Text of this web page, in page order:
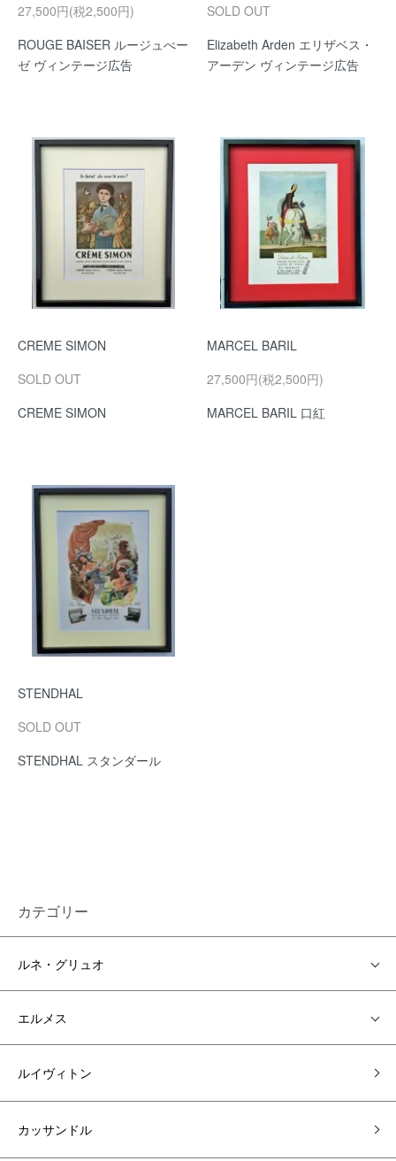
27,500円(税2,500円)
ROUGE BAISER ルージュべー
ゼ ヴィンテージ広告
SOLD OUT
Elizabeth Arden エリザベス・
アーデン ヴィンテージ広告
CREME SIMON
SOLD OUT
CREME SIMON
MARCEL BARIL
27,500円(税2,500円)
MARCEL BARIL 口紅
STENDHAL
SOLD OUT
STENDHAL スタンダール
カテゴリー
ルネ・グリュオ
エルメス
ルイヴィトン
カッサンドル